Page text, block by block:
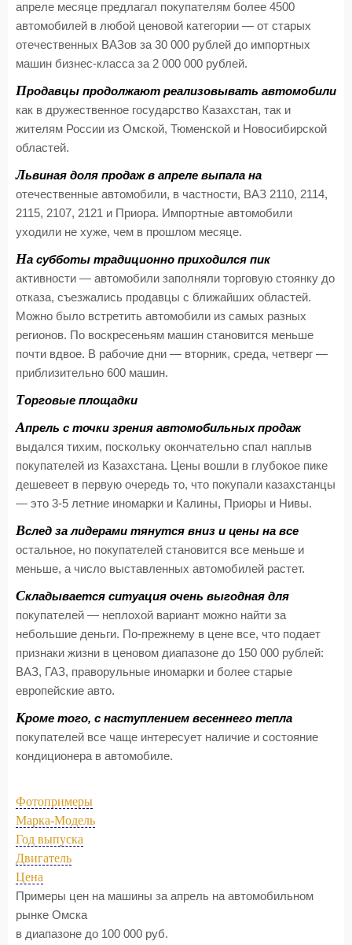
апреле месяце предлагал покупателям более 4500
автомобилей в любой ценовой категории — от старых
отечественных ВАЗов за 30 000 рублей до импортных
машин бизнес-класса за 2 000 000 рублей.
Продавцы продолжают реализовывать автомобили
как в дружественное государство Казахстан, так и
жителям России из Омской, Тюменской и Новосибирской
областей.
Львиная доля продаж в апреле выпала на
отечественные автомобили, в частности, ВАЗ 2110, 2114,
2115, 2107, 2121 и Приора. Импортные автомобили
уходили не хуже, чем в прошлом месяце.
На субботы традиционно приходился пик
активности — автомобили заполняли торговую стоянку до
отказа, съезжались продавцы с ближайших областей.
Можно было встретить автомобили из самых разных
регионов. По воскресеньям машин становится меньше
почти вдвое. В рабочие дни — вторник, среда, четверг —
приблизительно 600 машин.
Торговые площадки
Апрель с точки зрения автомобильных продаж
выдался тихим, поскольку окончательно спал наплыв
покупателей из Казахстана. Цены вошли в глубокое пике
дешевеет в первую очередь то, что покупали казахстанцы
— это 3-5 летние иномарки и Калины, Приоры и Нивы.
Вслед за лидерами тянутся вниз и цены на все
остальное, но покупателей становится все меньше и
меньше, а число выставленных автомобилей растет.
Складывается ситуация очень выгодная для
покупателей — неплохой вариант можно найти за
небольшие деньги. По-прежнему в цене все, что подает
признаки жизни в ценовом диапазоне до 150 000 рублей:
ВАЗ, ГАЗ, праворульные иномарки и более старые
европейские авто.
Кроме того, с наступлением весеннего тепла
покупателей все чаще интересует наличие и состояние
кондиционера в автомобиле.
Фотопримеры
Марка-Модель
Год выпуска
Двигатель
Цена
Примеры цен на машины за апрель на автомобильном
рынке Омска
в диапазоне до 100 000 руб.